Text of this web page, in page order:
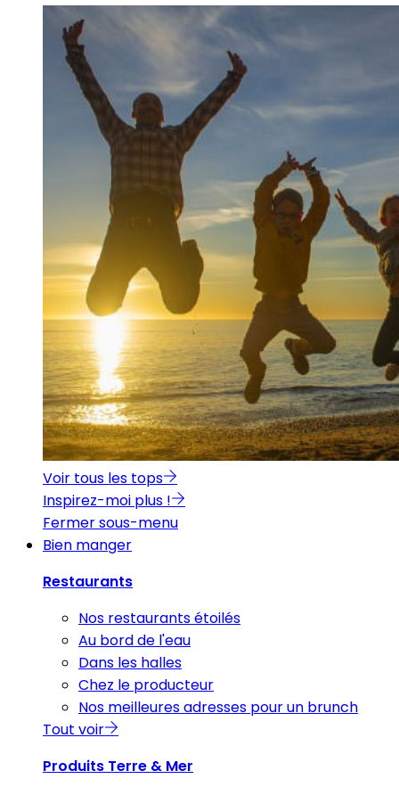
Voir tous les tops
Inspirez-moi plus !
Fermer sous-menu
Bien manger
Restaurants
Nos restaurants étoilés
Au bord de l'eau
Dans les halles
Chez le producteur
Nos meilleures adresses pour un brunch
Tout voir
Produits Terre & Mer